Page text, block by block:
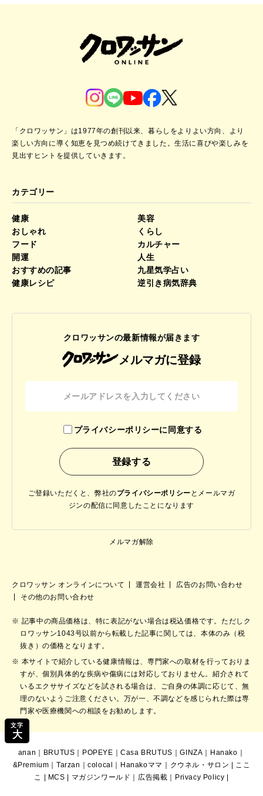
文字
大
「クロワッサン」は1977年の創刊以来、暮らしをよりよい方向、より
楽しい方向に導く知恵を見つめ続けてきました。生活に喜びや楽しみを
見出すヒントを提供していきます。
カテゴリー
健康
美容
おしゃれ
くらし
フード
カルチャー
開運
人生
おすすめの記事
九星気学占い
健康レシピ
逆引き病気辞典
クロワッサンの最新情報が届きます
メルマガに登録
プライバシーポリシーに同意する
ご登録いただくと、弊社のプライバシーポリシー と メールマガ
ジンの配信に同意したことになります
メルマガ解除
クロワッサン オンラインについて 運営会社
広告のお問い合わせ
その他のお問い合わせ
記事中の商品価格は、特に表記がない場合は税込価格です。ただしク
ロワッサン1043号以前から転載した記事に関しては、本体のみ（税
抜き）の価格となります。
本サイトで紹介している健康情報は、専門家への取材を行っておりま
すが、個別具体的な疾病や傷病には対応しておりません。紹介されて
いるエクササイズなどを試される場合は、ご自身の体調に応じて、無
理のないようご注意ください。万が一、不調などを感じられた際は専
門家や医療機関への相談をお勧めします。
anan BRUTUS POPEYE ｜Casa BRUTUS ｜GINZA Hanako
&Premium ｜Tarzan ｜colocal Hanakoママ クウネル・サロン
ここ
こ
MCS マガジンワールド 広告掲載 Privacy Policy